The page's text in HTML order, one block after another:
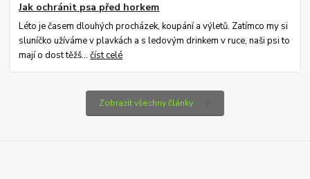
Jak ochránit psa před horkem
Léto je časem dlouhých procházek, koupání a výletů. Zatímco my si
sluníčko užíváme v plavkách a s ledovým drinkem v ruce, naši psi to
mají o dost těžš...číst celé
Zobrazit všechny články